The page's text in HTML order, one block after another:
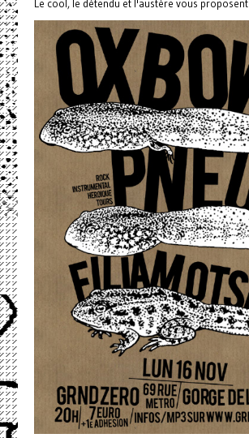
Le cool, le détendu et l'austère vous proposent